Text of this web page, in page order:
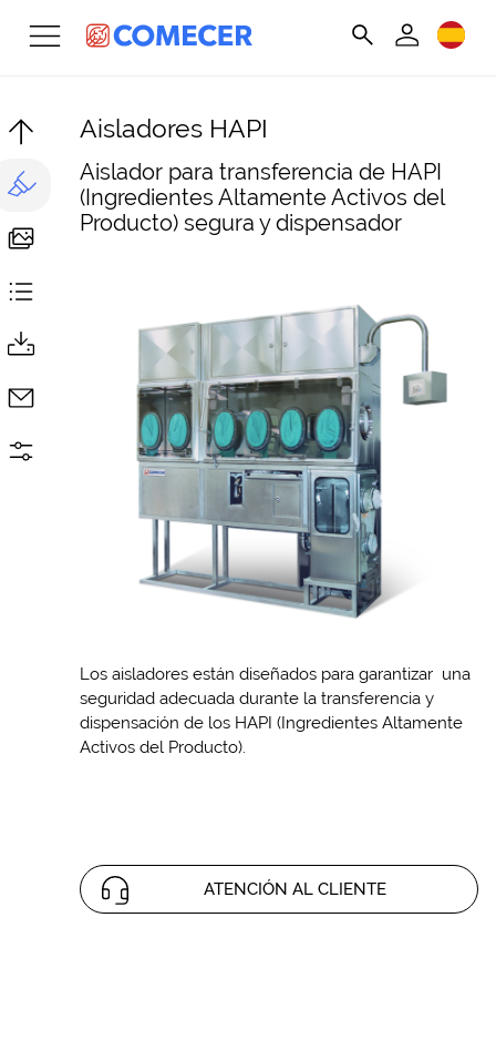
Aisladores HAPI
Aislador para transferencia de HAPI
(Ingredientes Altamente Activos del
Producto) segura y dispensador
Los aisladores están diseñados para garantizar una
seguridad adecuadadurante la transferencia y
dispensación de los HAPI (Ingredientes Altamente
Activos del Producto).
ATENCIÓN AL CLIENTE